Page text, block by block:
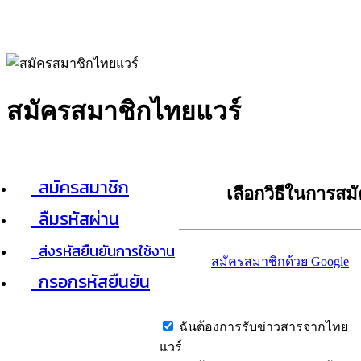
สมัครสมาชิกไทยแวร์
สมัครสมาชิก
ลืมรหัสผ่าน
ส่งรหัสยืนยันการใช้งาน
กรอกรหัสยืนยัน
เลือกวิธีในการส
สมัครสมาชิกด้วย Google
ฉันต้องการรับข่าวสารจากไทย
แวร์